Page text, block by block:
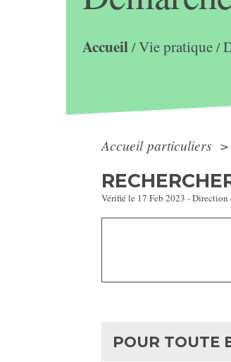
Accueil/Vie pratique/
Accueil particuliers >
Vérifié le 17 Feb 2023 -
POUR TOUTE